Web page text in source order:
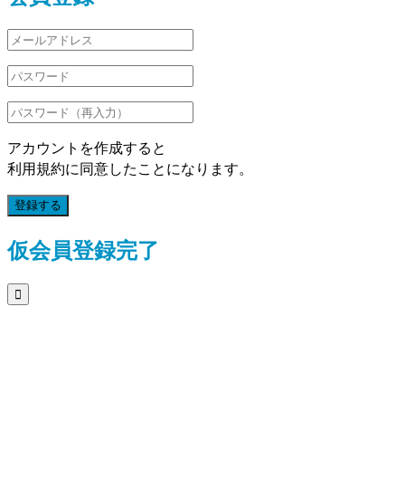
アカウントを作成すると
利用規約に同意したことになります。
登録する
仮会員登録完了
